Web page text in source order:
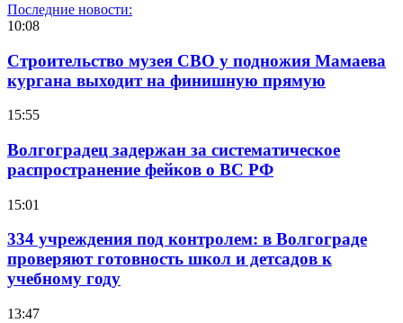
Последние новости:
10:08
Строительство музея СВО у подножия Мамаева
кургана выходит на финишную прямую
15:55
Волгоградец задержан за систематическое
распространение фейков о ВС РФ
15:01
334 учреждения под контролем: в Волгограде
проверяют готовность школ и детсадов к
учебному году
13:47